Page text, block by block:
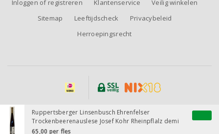
Ruppertsberger Linsenbusch Ehrenfelser
Trockenbeerenauslese Josef Kohr Rheinpflalz demi
1992
65,00 per fles
Inloggen of registreren Klantenservice
Veilig winkelen
Sitemap
Leeftijdscheck
Privacybeleid
Herroepingsrecht
Alle prijzen zijn inclusief BTW, exclusief eventuele verzendkosten.